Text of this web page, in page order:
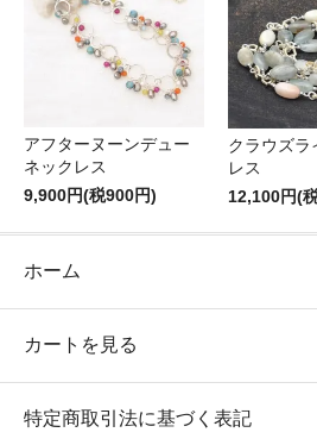
アフターヌーンデュー
ネックレス
9,900円(税900円)
クラウズラ
レス
12,100円(
ホーム
カートを見る
特定商取引法に基づく表記